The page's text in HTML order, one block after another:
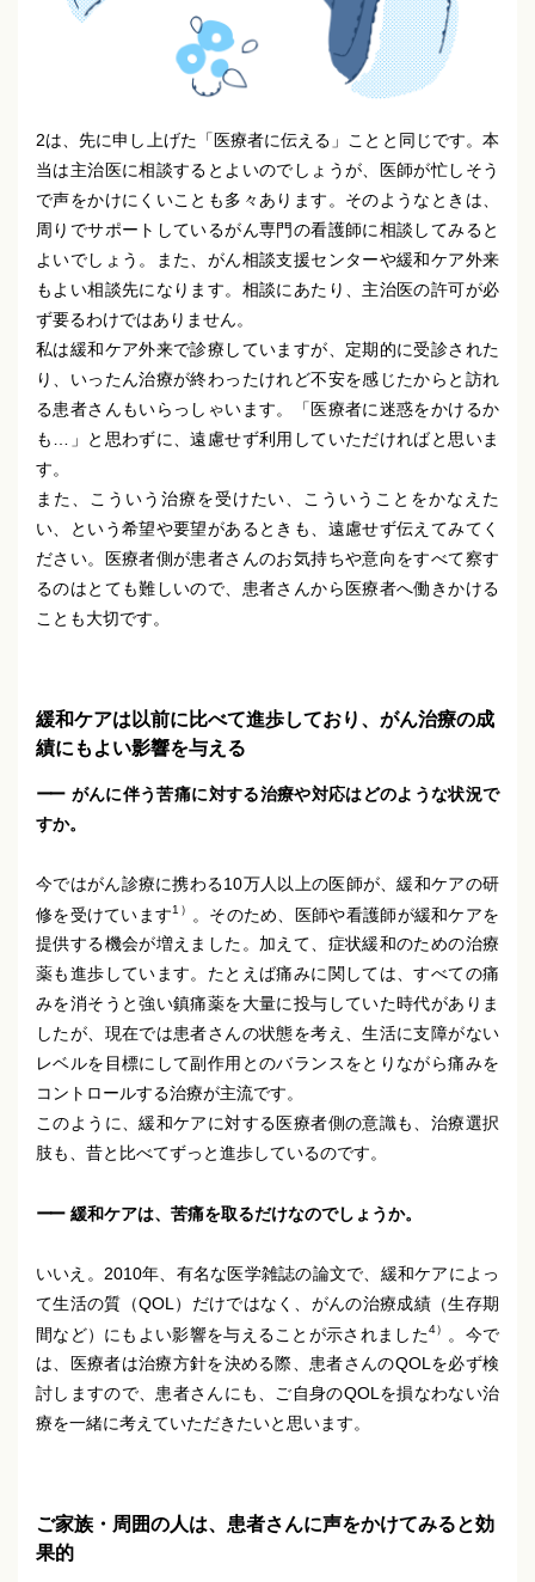
2は、先に申し上げた「医療者に伝える」ことと同じです。本
当は主治医に相談するとよいのでしょうが、医師が忙しそう
で声をかけにくいことも多々あります。そのようなときは、
周りでサポートしているがん専門の看護師に相談してみると
よいでしょう。また、がん相談支援センターや緩和ケア外来
もよい相談先になります。相談にあたり、主治医の許可が必
ず要るわけではありません。
私は緩和ケア外来で診療していますが、定期的に受診された
り、いったん治療が終わったけれど不安を感じたからと訪れ
る患者さんもいらっしゃいます。「医療者に迷惑をかけるか
も…」と思わずに、遠慮せず利用していただければと思いま
す。
また、こういう治療を受けたい、こういうことをかなえた
い、という希望や要望があるときも、遠慮せず伝えてみてく
ださい。医療者側が患者さんのお気持ちや意向をすべて察す
るのはとても難しいので、患者さんから医療者へ働きかける
ことも大切です。
緩和ケアは以前に比べて進歩しており、がん治療の成
績にもよい影響を与える
がんに伴う苦痛に対する治療や対応はどのような状況で
すか。
今ではがん診療に携わる10万人以上の医師が、緩和ケアの研
修を受けています1）
。そのため、医師や看護師が緩和ケアを
提供する機会が増えました。加えて、症状緩和のための治療
薬も進歩しています。たとえば痛みに関しては、すべての痛
みを消そうと強い鎮痛薬を大量に投与していた時代がありま
したが、現在では患者さんの状態を考え、生活に支障がない
レベルを目標にして副作用とのバランスをとりながら痛みを
コントロールする治療が主流です。
このように、緩和ケアに対する医療者側の意識も、治療選択
肢も、昔と比べてずっと進歩しているのです。
緩和ケアは、苦痛を取るだけなのでしょうか。
いいえ。2010年、有名な医学雑誌の論文で、緩和ケアによっ
て生活の質（QOL）だけではなく、がんの治療成績（生存期
間など）にもよい影響を与えることが示されました4）
。今で
は、医療者は治療方針を決める際、患者さんのQOLを必ず検
討しますので、患者さんにも、ご自身のQOLを損なわない治
療を一緒に考えていただきたいと思います。
ご家族・周囲の人は、患者さんに声をかけてみると効
果的